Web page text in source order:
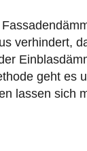
verhindert,
geht es
lassen sich